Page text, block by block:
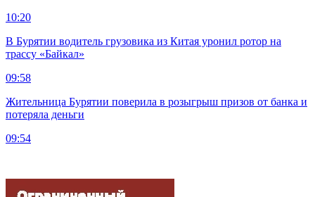
10:20
В Бурятии водитель грузовика из Китая уронил ротор на
трассу «Байкал»
09:58
Жительница Бурятии поверила в розыгрыш призов от банка и
потеряла деньги
09:54